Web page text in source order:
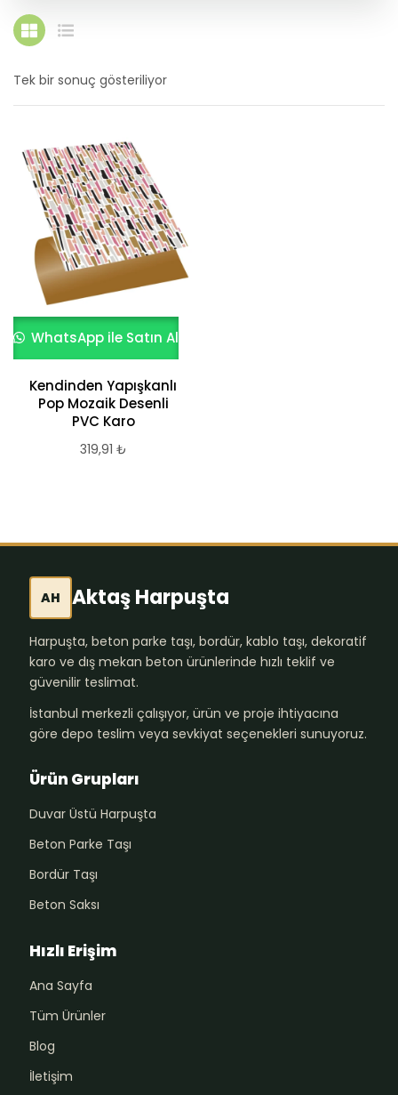
Tek bir sonuç gösteriliyor
WhatsApp ile Satın Al
Kendinden Yapışkanlı
Pop Mozaik Desenli
PVC Karo
319,91 ₺
AH Aktaş Harpuşta
Harpuşta, beton parke taşı, bordür, kablo taşı, dekoratif
karo ve dış mekan beton ürünlerinde hızlı teklif ve
güvenilir teslimat.
İstanbul merkezli çalışıyor, ürün ve proje ihtiyacına
göre depo teslim veya sevkiyat seçenekleri sunuyoruz.
Ürün Grupları
Duvar Üstü Harpuşta
Beton Parke Taşı
Bordür Taşı
Beton Saksı
Hızlı Erişim
Ana Sayfa
Tüm Ürünler
Blog
İletişim